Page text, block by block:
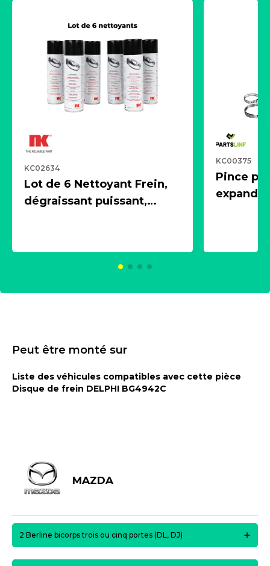
KC02634
Lot de 6 Nettoyant Frein,
dégraissant puissant,
KC00375
Pince
Peut être monté sur
Liste des véhicules compatibles avec cette pièce
Disque de frein DELPHI BG4942C
MAZDA
2 Berline bicorps trois ou cinq portes (DL, DJ)